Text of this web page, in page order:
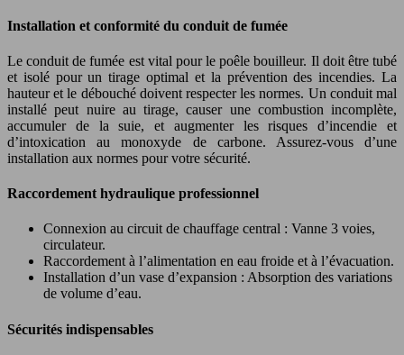
Installation et conformité du conduit de fumée
Le conduit de fumée est vital pour le poêle bouilleur. Il doit être tubé
et isolé pour un tirage optimal et la prévention des incendies. La
hauteur et le débouché doivent respecter les normes. Un conduit mal
installé peut nuire au tirage, causer une combustion incomplète,
accumuler de la suie, et augmenter les risques d’incendie et
d’intoxication au monoxyde de carbone. Assurez-vous d’une
installation aux normes pour votre sécurité.
Raccordement hydraulique professionnel
Connexion au circuit de chauffage central : Vanne 3 voies,
circulateur.
Raccordement à l’alimentation en eau froide et à l’évacuation.
Installation d’un vase d’expansion : Absorption des variations
de volume d’eau.
Sécurités indispensables